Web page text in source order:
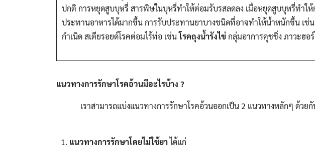
ปกติ การหยุดสูบบุหรี่ สารพิษในบุหรี่ทำให้ต่อมรับรสลดลง เมื่อหยุดสูบบุหรี่ทำให้
ประทานอาหารได้มากขึ้น การรับประทานยาบางชนิดที่อาจทำให้น้ำหนักขึ้น เช่
กำเนิด สเตียรอยด์โรคต่อมไร้ท่อ เช่นโรคถุงน้ำรังไข่ กลุ่มอาการคุชชิ่ง ภาวะฮอ
แนวทางการรักษาโรคอ้วนมีอะไรบ้าง ?
เราสามารถแบ่งแนวทางการรักษาโรคอ้วนออกเป็น 2 แนวทางหลักๆ ด้วย
แนวทางการรักษาโดยไม่ใช้ยาได้แก่